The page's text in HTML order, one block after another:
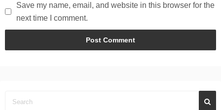
Save my name, email, and website in this browser for the
next time I comment.